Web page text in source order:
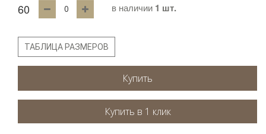
60 в наличии 1 шт.
ТАБЛИЦА РАЗМЕРОВ
Купить